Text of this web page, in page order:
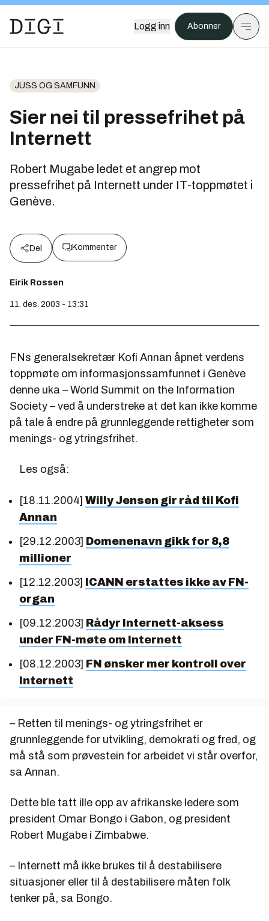
Logg inn Abonner
JUSS OG SAMFUNN
Sier nei til pressefrihet på
Internett
Robert Mugabe ledet et angrep mot
pressefrihet på Internett under IT-toppmøtet i
Genève.
Del Kommenter
Eirik Rossen
11. des. 2003 - 13:31
FNs generalsekretær Kofi Annan åpnet verdens
toppmøte om informasjonssamfunnet i Genève
denne uka – World Summit on the Information
Society – ved å understreke at det kan ikke komme
på tale å endre på grunnleggende rettigheter som
menings- og ytringsfrihet.
Les også:
[18.11.2004] Willy Jensen gir råd til Kofi
Annan
[29.12.2003] Domenenavn gikk for 8,8
millioner
[12.12.2003]
ICANN erstattes ikke av FN-
organ
[09.12.2003] Rådyr Internett-aksess
under FN-møte om Internett
[08.12.2003] FN ønsker mer kontroll over
Internett
– Retten til menings- og ytringsfrihet er
grunnleggende for utvikling, demokrati og fred, og
må stå som prøvestein for arbeidet vi står overfor,
sa Annan.
Dette ble tatt ille opp av afrikanske ledere som
president Omar Bongo i Gabon, og president
Robert Mugabe i Zimbabwe.
– Internett må ikke brukes til å destabilisere
situasjoner eller til å destabilisere måten folk
tenker på, sa Bongo.